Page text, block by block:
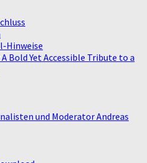
Hinweise
Bold Yet Accessible Tribute to a
und Moderator Andreas